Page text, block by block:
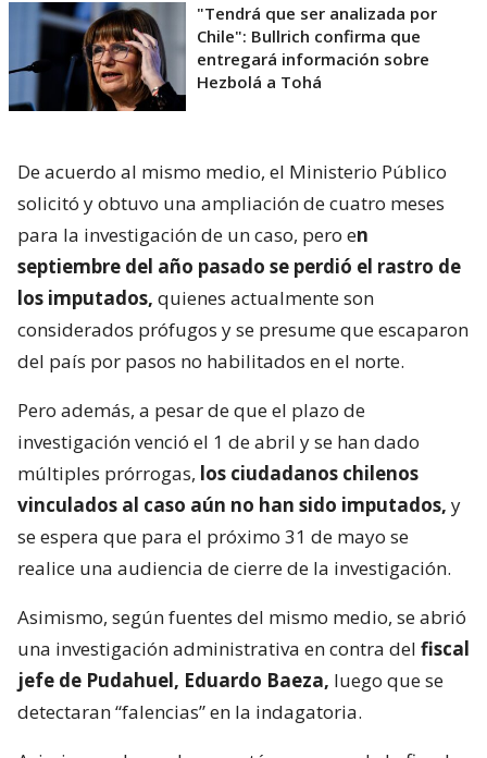
"Tendrá que ser analizada por
Chile": Bullrich confirma que
entregará información sobre
Hezbolá a Tohá
De acuerdo al mismo medio, el Ministerio Público
solicitó y obtuvo una ampliación de cuatro meses
para la investigación de un caso, pero en
septiembre del año pasado se perdió el rastro de
los imputados, quienes actualmente son
considerados prófugos y se presume que escaparon
del país por pasos no habilitados en el norte.
Pero además, a pesar de que el plazo de
investigación venció el 1 de abril y se han dado
múltiples prórrogas, los ciudadanos chilenos
vinculados al caso aún no han sido imputados, y
se espera que para el próximo 31 de mayo se
realice una audiencia de cierre de la investigación.
Asimismo, según fuentes del mismo medio, se abrió
una investigación administrativa en contra del fiscal
jefe de Pudahuel, Eduardo Baeza, luego que se
detectaran “falencias” en la indagatoria.